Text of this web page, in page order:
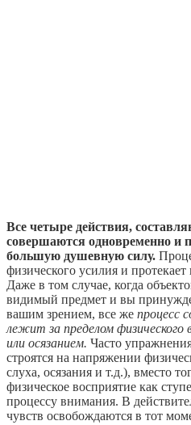
Все четыре действия,
совершаются одновременно и
большую душевную силу.
физического усилия и
Даже в том случае, когда
видимый предмет и вы
вашим зрением, все же процесс
лежит за пределом физического
или осязанием. Часто
строятся на напряжении
слуха, осязания и т.д.), вместо
физическое восприятие как
процессу внимания. В
чувств освобождаются в тот